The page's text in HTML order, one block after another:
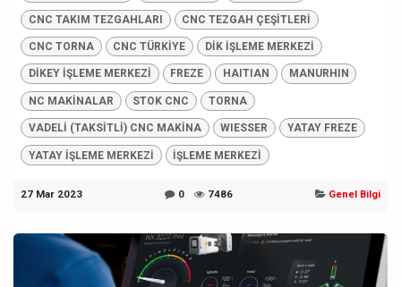
CNC TAKIM TEZGAHLARI CNC TEZGAH ÇEŞİTLERİ
CNC TORNA CNC TÜRKİYE DİK İŞLEME MERKEZİ
DİKEY İŞLEME MERKEZİ FREZE HAITIAN MANURHIN
NC MAKİNALAR STOK CNC TORNA
VADELİ (TAKSİTLİ) CNC MAKİNA WIESSER YATAY FREZE
YATAY İŞLEME MERKEZİ İŞLEME MERKEZİ
27 Mar 2023 0 7486 Genel Bilgi